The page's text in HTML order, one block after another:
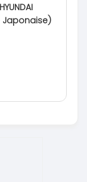
Japonaise)